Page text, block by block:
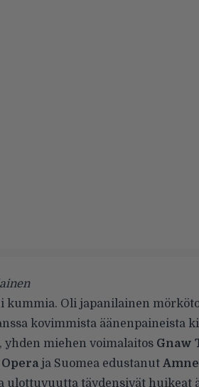
kummia. Oli japanilainen
kovimmista äänenpaineista
, yhden miehen voimalaitos Gnaw
ja Suomea edustanut
ulottuvuutta täydensivät huikeat